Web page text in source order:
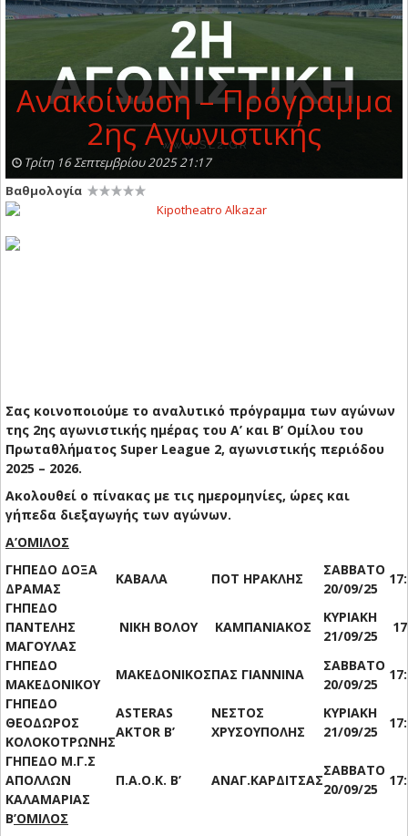
Ανακοίνωση – Πρόγραμμα
2ης Αγωνιστικής
Τρίτη 16 Σεπτεμβρίου 2025 21:17
Βαθμολογία
Σας κοινοποιούμε το αναλυτικό πρόγραμμα των αγώνων
της 2ης αγωνιστικής ημέρας του Α’ και B’ Ομίλου του
Πρωταθλήματος Super League 2, αγωνιστικής περιόδου
2025 – 2026.
Ακολουθεί ο πίνακας με τις ημερομηνίες, ώρες και
γήπεδα διεξαγωγής των αγώνων.
Α’ΟΜΙΛΟΣ
ΓΗΠΕΔΟ ΔΟΞΑ
ΔΡΑΜΑΣ
ΚΑBAΛΑ ΠΟΤ ΗΡΑΚΛΗΣ
ΣΑΒΒΑΤΟ
20/09/25
ΓΗΠΕΔΟ
ΠΑΝΤΕΛΗΣ
ΜΑΓΟΥΛΑΣ
ΝΙΚΗ ΒΟΛΟΥ ΚΑΜΠΑΝΙΑΚΟΣ
ΚΥΡΙΑΚΗ
21/09/25
ΓΗΠΕΔΟ
ΜΑΚΕΔΟΝΙΚΟΥ
ΜΑΚΕΔΟΝΙΚΟΣΠΑΣ ΓΙΑΝΝΙΝΑ
ΣΑΒΒΑΤΟ
20/09/25
ΓΗΠΕΔΟ
ΘΕΟΔΩΡΟΣ
ΚΟΛΟΚΟΤΡΩΝΗΣ
ΑSTERAS
AKTOR B’
NEΣΤΟΣ
ΧΡΥΣΟΥΠΟΛΗΣ
ΚΥΡΙΑΚΗ
21/09/25
ΓΗΠΕΔΟ Μ.Γ.Σ
ΑΠΟΛΛΩΝ
ΚΑΛΑΜΑΡΙΑΣ
Π.Α.Ο.Κ. Β’ ΑΝΑΓ.ΚΑΡΔΙΤΣΑΣ
ΣΑΒΒΑΤΟ
20/09/25
B’ΟΜΙΛΟΣ